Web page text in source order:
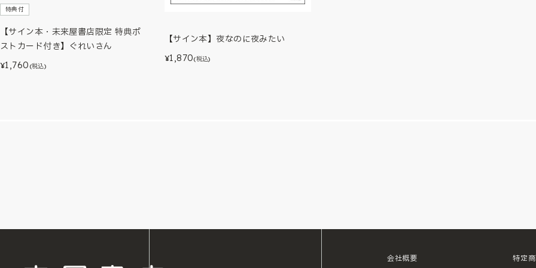
特典付
【サイン本・未来屋書店限定 特典ポ
ストカード付き】ぐれいさん
¥1,760 (税込)
【サイン本】夜なのに夜みたい
¥1,870(税込)
会社概要 特定